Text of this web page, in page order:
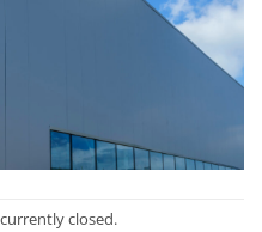
closed.